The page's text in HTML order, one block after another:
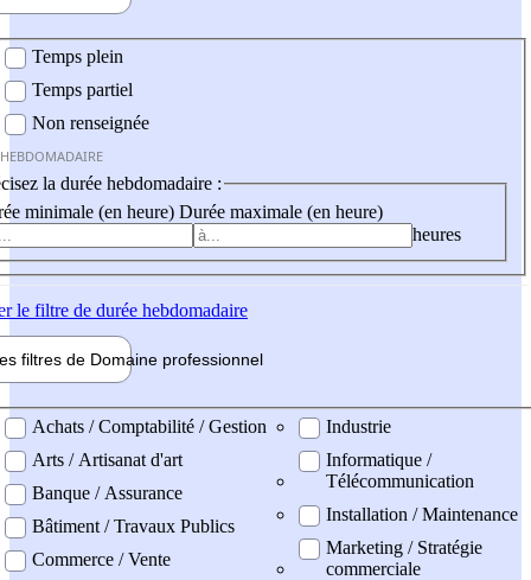
Temps plein
Temps partiel
Non renseignée
la durée hebdomadaire :
minimale (en heure) Durée maximale (en heure)
heures
le filtre de durée hebdomadaire
filtres de Domaine professionnel
professionel
Achats / Comptabilité / Gestion
Arts / Artisanat d'art
Banque / Assurance
Bâtiment / Travaux Publics
Commerce / Vente
Industrie
Informatique /
Télécommunication
Installation / Maintenance
Marketing / Stratégie
commerciale